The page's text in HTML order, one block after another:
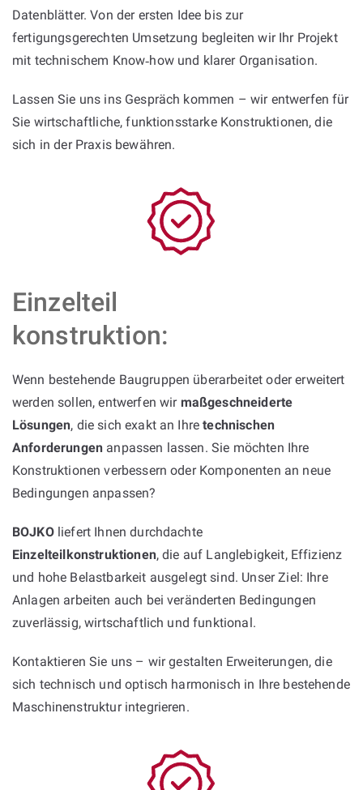
Datenblätter. Von der ersten Idee bis zur
fertigungsgerechten Umsetzung begleiten wir Ihr Projekt
mit technischem Know‑how und klarer Organisation.
Lassen Sie uns ins Gespräch kommen – wir entwerfen für
Sie wirtschaftliche, funktionsstarke Konstruktionen, die
sich in der Praxis bewähren.
Einzelteil
konstruktion:
Wenn bestehende Baugruppen überarbeitet oder erweitert
werden sollen, entwerfen wir maßgeschneiderte
Lösungen, die sich exakt an Ihretechnischen
Anforderungen anpassen lassen. Sie möchten Ihre
Konstruktionen verbessern oder Komponenten an neue
Bedingungen anpassen?
BOJKOliefert Ihnen durchdachte
Einzelteilkonstruktionen, die auf Langlebigkeit, Effizienz
und hohe Belastbarkeit ausgelegt sind. Unser Ziel: Ihre
Anlagen arbeiten auch bei veränderten Bedingungen
zuverlässig, wirtschaftlich und funktional.
Kontaktieren Sie uns – wir gestalten Erweiterungen, die
sich technisch und optisch harmonisch in Ihre bestehende
Maschinenstruktur integrieren.